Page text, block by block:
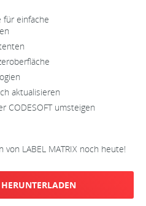
für einfache
aktualisieren
CODESOFT umsteigen
LABEL MATRIX noch heute!